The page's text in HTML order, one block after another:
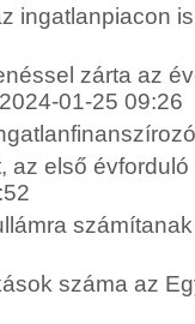
ingatlanpiacon
zárta az
01-25 09:26
az első
száma az